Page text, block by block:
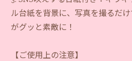
ル台紙を背景に、写真を撮るだ
がグッと素敵に！
【ご使用上の注意】